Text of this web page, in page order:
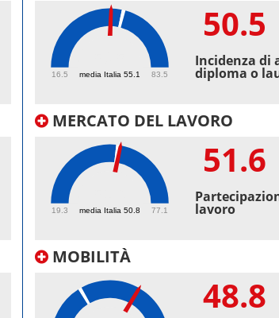
media Italia 55.1
16.5 83.5
50.5
Incidenza di
diploma o
MERCATO DEL LAVORO
media Italia 50.8
19.3 77.1
51.6
lavoro
MOBILITÀ
48.8